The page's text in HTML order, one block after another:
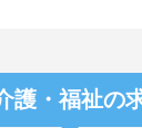
護・福祉の